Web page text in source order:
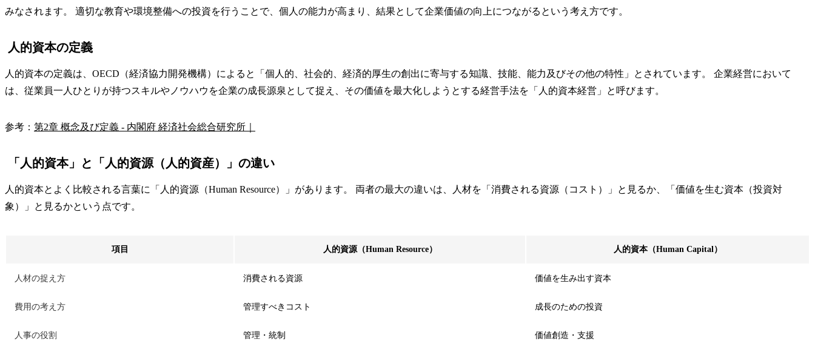
みなされます。 適切な教育や環境整備への投資を行うことで、個人の能力が高まり、結果として企業価値の向上につながるという考え方です。
人的資本の定義
人的資本の定義は、OECD（経済協力開発機構）によると「個人的、社会的、経済的厚生の創出に寄与する知識、技能、能力及びその他の特性」とされています。 企業経営において
は、従業員一人ひとりが持つスキルやノウハウを企業の成長源泉として捉え、その価値を最大化しようとする経営手法を「人的資本経営」と呼びます。
参考： 第2章 概念及び定義 - 内閣府 経済社会総合研究所｜
「人的資本」と「人的資源（人的資産）」の違い
人的資本とよく比較される言葉に「人的資源（Human Resource）」があります。 両者の最大の違いは、人材を「消費される資源（コスト）」と見るか、「価値を生む資本（投資対
象）」と見るかという点です。
項目 人的資源（Human Resource） 人的資本（Human Capital）
人材の捉え方 消費される資源 価値を生み出す資本
費用の考え方 管理すべきコスト 成長のための投資
人事の役割 管理・統制 価値創造・支援